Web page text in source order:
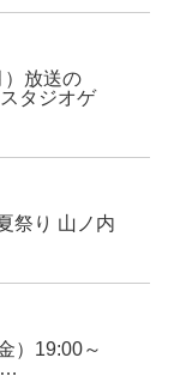
）放送の
タジオゲ
祭り 山ノ内
）19:00～
…